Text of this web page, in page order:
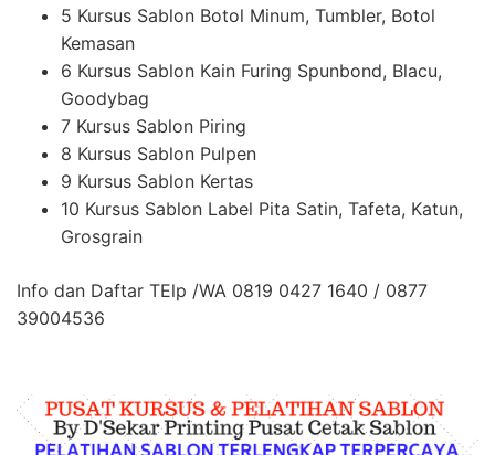
5 Kursus Sablon Botol Minum, Tumbler, Botol
Kemasan
6 Kursus Sablon Kain Furing Spunbond, Blacu,
Goodybag
7 Kursus Sablon Piring
8 Kursus Sablon Pulpen
9 Kursus Sablon Kertas
10 Kursus Sablon Label Pita Satin, Tafeta, Katun,
Grosgrain
Info dan Daftar TElp /WA 0819 0427 1640 / 0877
39004536